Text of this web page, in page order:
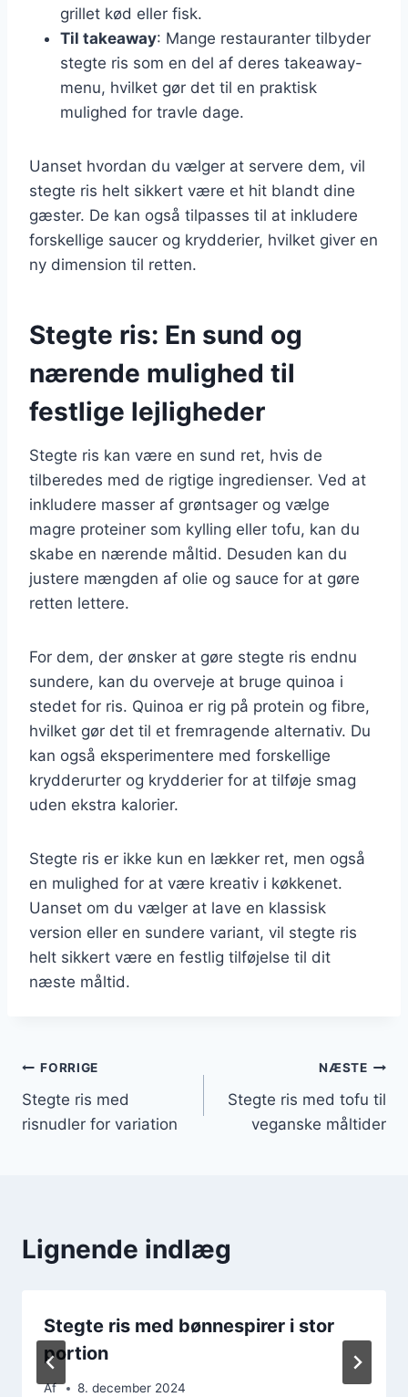
grillet kød eller fisk.
Til takeaway: Mange restauranter tilbyder
stegte ris som en del af deres takeaway-
menu, hvilket gør det til en praktisk
mulighed for travle dage.
Uanset hvordan du vælger at servere dem, vil
stegte ris helt sikkert være et hit blandt dine
gæster. De kan også tilpasses til at inkludere
forskellige saucer og krydderier, hvilket giver en
ny dimension til retten.
Stegte ris: En sund og
nærende mulighed til
festlige lejligheder
Stegte ris kan være en sund ret, hvis de
tilberedes med de rigtige ingredienser. Ved at
inkludere masser af grøntsager og vælge
magre proteiner som kylling eller tofu, kan du
skabe en nærende måltid. Desuden kan du
justere mængden af olie og sauce for at gøre
retten lettere.
For dem, der ønsker at gøre stegte ris endnu
sundere, kan du overveje at bruge quinoa i
stedet for ris. Quinoa er rig på protein og fibre,
hvilket gør det til et fremragende alternativ. Du
kan også eksperimentere med forskellige
krydderurter og krydderier for at tilføje smag
uden ekstra kalorier.
Stegte ris er ikke kun en lækker ret, men også
en mulighed for at være kreativ i køkkenet.
Uanset om du vælger at lave en klassisk
version eller en sundere variant, vil stegte ris
helt sikkert være en festlig tilføjelse til dit
næste måltid.
Indlægsnavigation
FORRIGE
Stegte ris med
risnudler for variation
NÆSTE
Stegte ris med tofu til
veganske måltider
Lignende indlæg
Stegte ris med bønnespirer i stor
portion
Af 8. december 2024